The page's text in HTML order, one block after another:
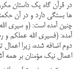
در قرآن گاه یک داستان
ها بستگی دارد و در آن
دوم اضافه شده، زیرا
اعمال نیک مؤمنان بر همه